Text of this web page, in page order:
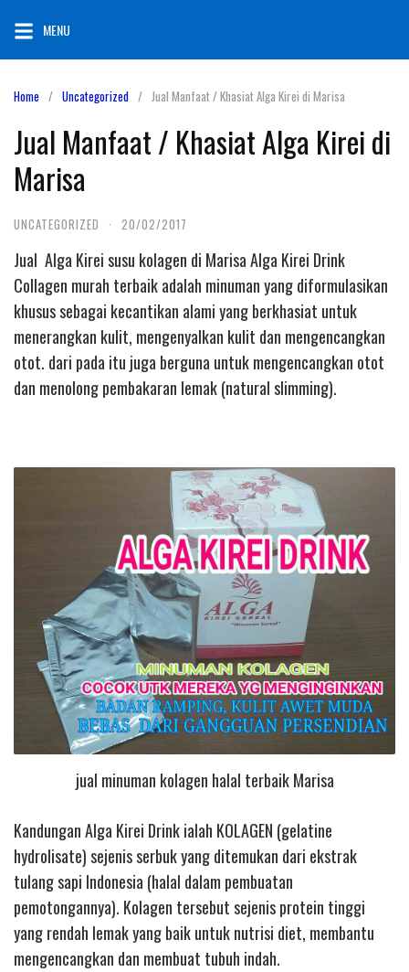
content
MENU
Home Uncategorized Jual Manfaat / Khasiat Alga Kirei di Marisa
Jual Manfaat / Khasiat Alga Kirei di
Marisa
UNCATEGORIZED · 20/02/2017
Jual Alga Kirei susu kolagen di Marisa Alga Kirei Drink
Collagen murah terbaik adalah minuman yang diformulasikan
khusus sebagai kecantikan alami yang berkhasiat untuk
menerangkan kulit, mengenyalkan kulit dan mengencangkan
otot. dari pada itu juga berguna untuk mengencangkan otot
dan menolong pembakaran lemak (natural slimming).
jual minuman kolagen halal terbaik Marisa
Kandungan Alga Kirei Drink ialah KOLAGEN (gelatine
hydrolisate) sejenis serbuk yang ditemukan dari ekstrak
tulang sapi Indonesia (halal dalam pembuatan
pemotongannya). Kolagen tersebut sejenis protein tinggi
yang rendah lemak yang baik untuk nutrisi diet, membantu
mengencangkan dan membuat tubuh indah.